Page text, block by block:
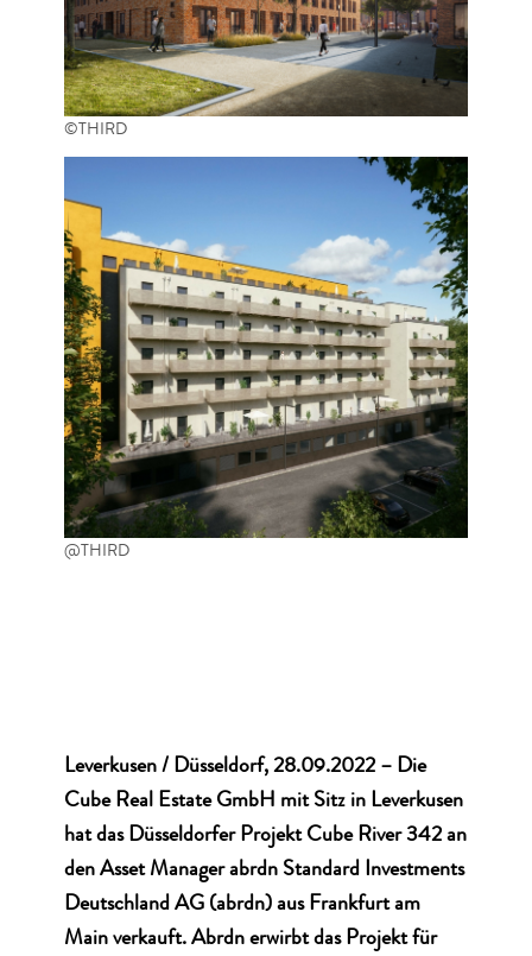
©THIRD
@THIRD
Leverkusen / Düsseldorf, 28.09.2022 – Die
Cube Real Estate GmbH mit Sitz in Leverkusen
hat das Düsseldorfer Projekt Cube River 342 an
den Asset Manager abrdn Standard Investments
Deutschland AG (abrdn) aus Frankfurt am
Main verkauft. Abrdn erwirbt das Projekt für